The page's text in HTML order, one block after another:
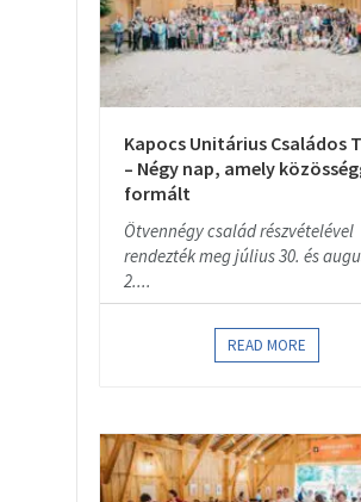
Kapocs Unitárius Családos
– Négy nap, amely
formált
Ötvennégy család részvételével
rendezték meg július 30. és
2....
READ MORE